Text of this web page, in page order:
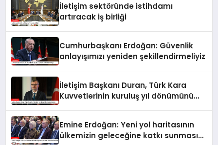
İletişim sektöründe istihdamı
artıracak iş birliği
Cumhurbaşkanı Erdoğan: Güvenlik
anlayışımızı yeniden şekillendirmeliyiz
İletişim Başkanı Duran, Türk Kara
Kuvvetlerinin kuruluş yıl dönümünü
Emine Erdoğan: Yeni yol haritasının
ülkemizin geleceğine katkı sunmasını